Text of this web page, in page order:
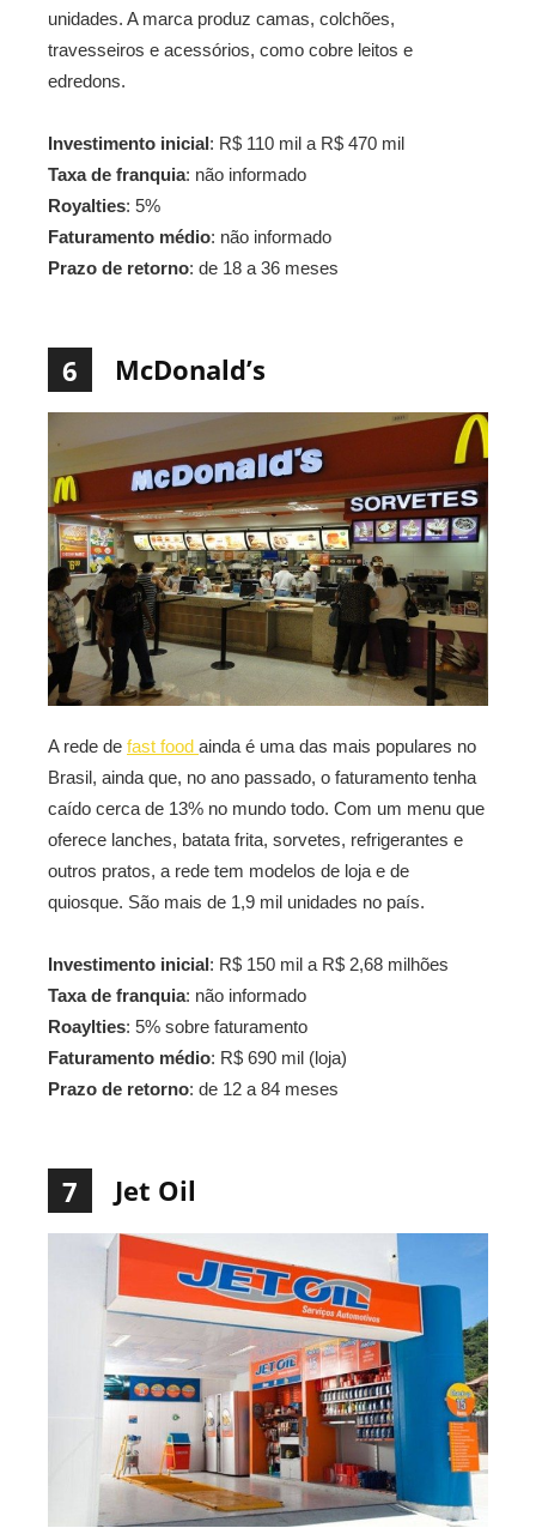
unidades. A marca produz camas, colchões,
travesseiros e acessórios, como cobre leitos e
edredons.
Investimento inicial: R$ 110 mil a R$ 470 mil
Taxa de franquia: não informado
Royalties: 5%
Faturamento médio: não informado
Prazo de retorno: de 18 a 36 meses
6 McDonald’s
A rede de fast food ainda é uma das mais populares no
Brasil, ainda que, no ano passado, o faturamento tenha
caído cerca de 13% no mundo todo. Com um menu que
oferece lanches, batata frita, sorvetes, refrigerantes e
outros pratos, a rede tem modelos de loja e de
quiosque. São mais de 1,9 mil unidades no país.
Investimento inicial: R$ 150 mil a R$ 2,68 milhões
Taxa de franquia: não informado
Roaylties: 5% sobre faturamento
Faturamento médio: R$ 690 mil (loja)
Prazo de retorno: de 12 a 84 meses
7 Jet Oil